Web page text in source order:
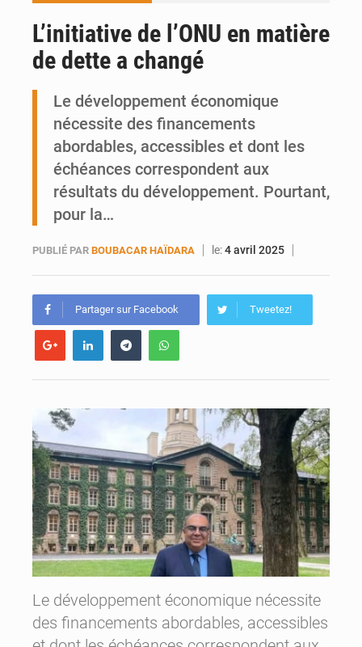
L’initiative de l’ONU en matière
de dette a changé
Le développement économique
nécessite des financements
abordables, accessibles et dont les
échéances correspondent aux
résultats du développement. Pourtant,
pour la…
PUBLIÉ PAR BOUBACAR HAÏDARA le:4 avril 2025
Partager sur Facebook Tweetez!
Le développement économique nécessite
des financements abordables, accessibles